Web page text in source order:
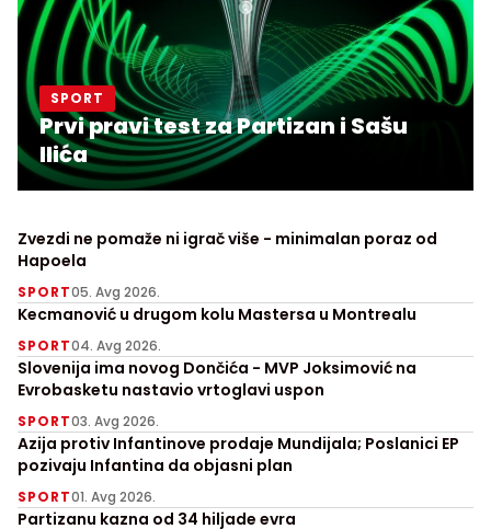
SPORT
Prvi pravi test za Partizan i Sašu
Ilića
Zvezdi ne pomaže ni igrač više - minimalan poraz od
Hapoela
SPORT05. Avg 2026.
Kecmanović u drugom kolu Mastersa u Montrealu
SPORT04. Avg 2026.
Slovenija ima novog Dončića - MVP Joksimović na
Evrobasketu nastavio vrtoglavi uspon
SPORT03. Avg 2026.
Azija protiv Infantinove prodaje Mundijala; Poslanici EP
pozivaju Infantina da objasni plan
SPORT01. Avg 2026.
Partizanu kazna od 34 hiljade evra